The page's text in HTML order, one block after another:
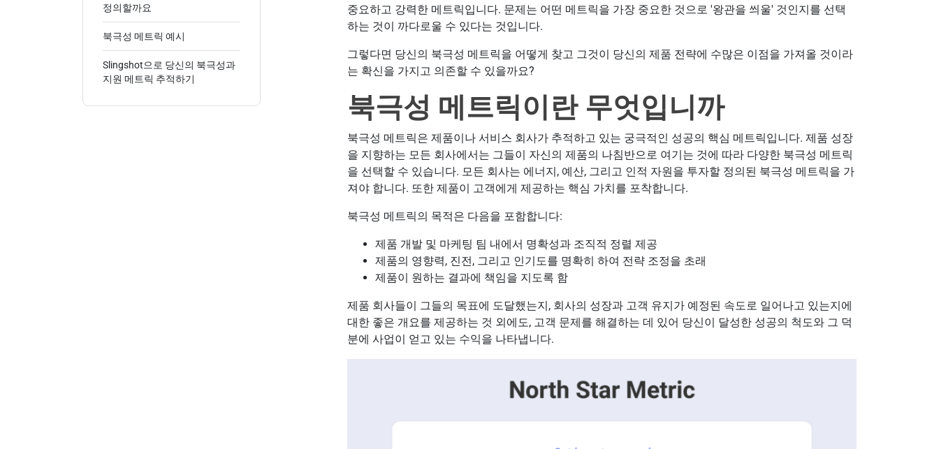
정의할까요
북극성 메트릭 예시
Slingshot으로 당신의 북극성과
지원 메트릭 추적하기
중요하고 강력한 메트릭입니다. 문제는 어떤 메트릭을 가장 중요한 것으로 '왕관을 씌울' 것인지를 선택
하는 것이 까다로울 수 있다는 것입니다.
그렇다면 당신의 북극성 메트릭을 어떻게 찾고 그것이 당신의 제품 전략에 수많은 이점을 가져올 것이라
는 확신을 가지고 의존할 수 있을까요?
북극성 메트릭이란 무엇입니까
북극성 메트릭은 제품이나 서비스 회사가 추적하고 있는 궁극적인 성공의 핵심 메트릭입니다. 제품 성장
을 지향하는 모든 회사에서는 그들이 자신의 제품의 나침반으로 여기는 것에 따라 다양한 북극성 메트릭
을 선택할 수 있습니다. 모든 회사는 에너지, 예산, 그리고 인적 자원을 투자할 정의된 북극성 메트릭을 가
져야 합니다. 또한 제품이 고객에게 제공하는 핵심 가치를 포착합니다.
북극성 메트릭의 목적은 다음을 포함합니다:
제품 개발 및 마케팅 팀 내에서 명확성과 조직적 정렬 제공
제품의 영향력, 진전, 그리고 인기도를 명확히 하여 전략 조정을 초래
제품이 원하는 결과에 책임을 지도록 함
제품 회사들이 그들의 목표에 도달했는지, 회사의 성장과 고객 유지가 예정된 속도로 일어나고 있는지에
대한 좋은 개요를 제공하는 것 외에도, 고객 문제를 해결하는 데 있어 당신이 달성한 성공의 척도와 그 덕
분에 사업이 얻고 있는 수익을 나타냅니다.